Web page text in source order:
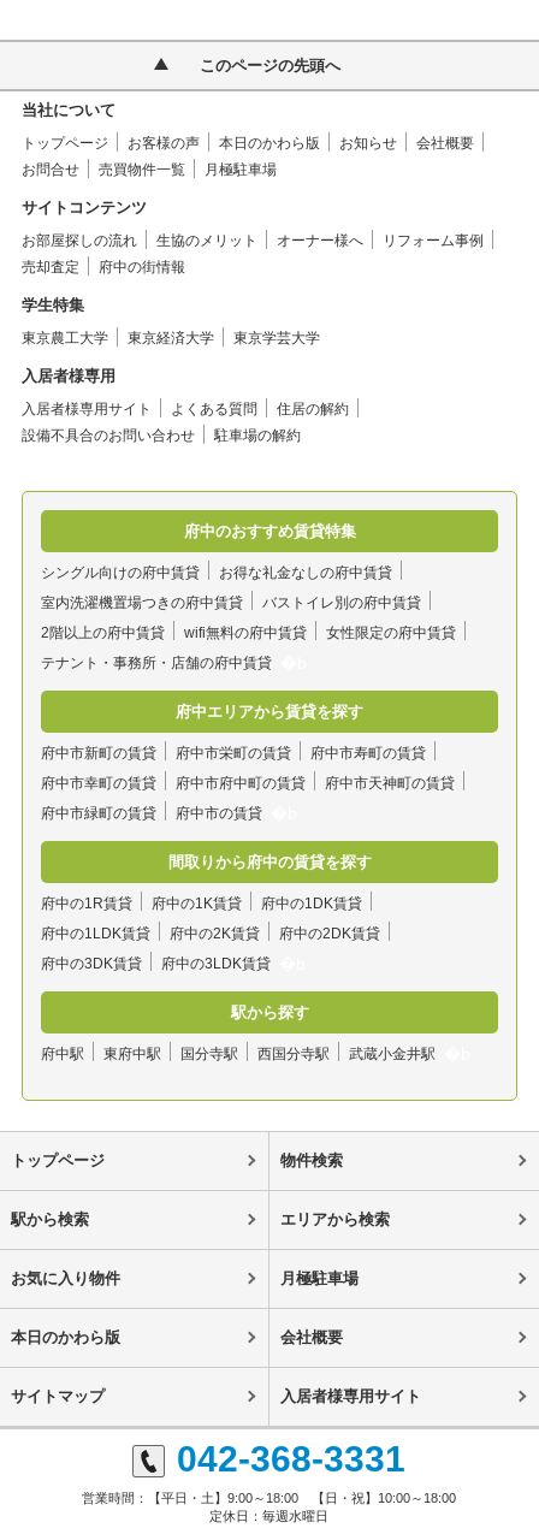
このページの先頭へ
当社について
トップページ お客様の声 本日のかわら版 お知らせ
会社概要
お問合せ
売買物件一覧 月極駐車場
サイトコンテンツ
お部屋探しの流れ 生協のメリット オーナー様へ
リフォーム事例
売却査定
府中の街情報
学生特集
東京農工大学 東京経済大学 東京学芸大学
入居者様専用
入居者様専用サイト よくある質問
住居の解約
設備不具合のお問い合わせ
駐車場の解約
府中のおすすめ賃貸特集
シングル向けの府中賃貸
お得な礼金なしの府中賃貸
室内洗濯機置場つきの府中賃貸
バストイレ別の府中賃貸
2階以上の府中賃貸
wifi無料の府中賃貸
女性限定の府中賃貸
テナント・事務所・店舗の府中賃貸
府中エリアから賃貸を探す
府中市新町の賃貸 府中市栄町の賃貸
府中市寿町の賃貸
府中市幸町の賃貸
府中市府中町の賃貸
府中市天神町の賃貸
府中市緑町の賃貸
府中市の賃貸
間取りから府中の賃貸を探す
府中の1R賃貸 府中の1K賃貸
府中の1DK賃貸
府中の1LDK賃貸
府中の2K賃貸
府中の2DK賃貸
府中の3DK賃貸
府中の3LDK賃貸
駅から探す
府中駅 東府中駅 国分寺駅 西国分寺駅 武蔵小金井駅
トップページ 物件検索
駅から検索 エリアから検索
お気に入り物件 月極駐車場
本日のかわら版 会社概要
サイトマップ 入居者様専用サイト
042-368-3331
営業時間：【平日・土】9:00～18:00 【日・祝】10:00～18:00
定休日：毎週水曜日